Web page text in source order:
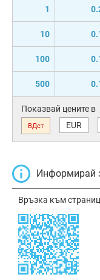
1
10
100
500
Показвай цените в
ВДст EUR
Информирай
Връзка към